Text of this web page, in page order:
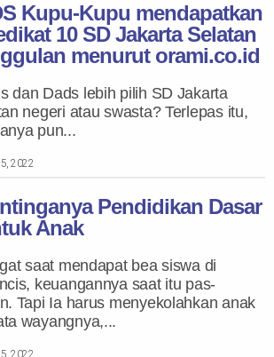
Kupu-Kupu mendapatkan
10 SD Jakarta Selatan
menurut orami.co.id
dan Dads lebih pilih SD Jakarta
negeri atau swasta? Terlepas itu,
pun...
2022
Pendidikan Dasar
Anak
saat mendapat bea siswa di
keuangannya saat itu pas-
Tapi Ia harus menyekolahkan anak
wayangnya,...
2022